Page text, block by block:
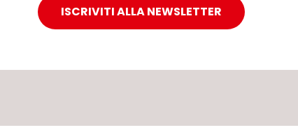
ISCRIVITI ALLA NEWSLETTER